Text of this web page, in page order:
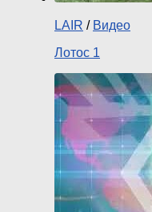
LAIR / Видео
Лотос 1